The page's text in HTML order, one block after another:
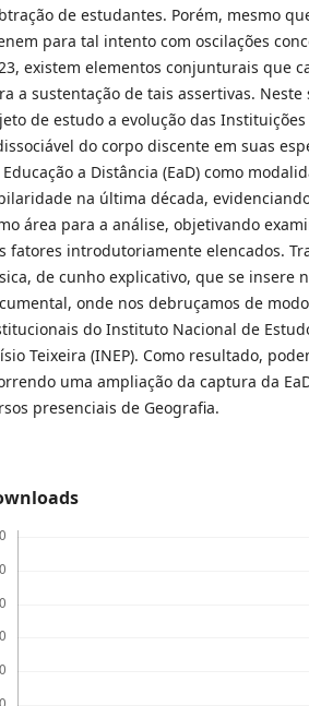
de estudantes. Porém, mesmo
para tal intento com oscilações
existem elementos conjunturais que
a sustentação de tais assertivas.
de estudo a evolução das Instituições
do corpo discente em suas
a Distância (EaD) como
na última década,
área para a análise, objetivando
fatores introdutoriamente elencados.
de cunho explicativo, que se insere
onde nos debruçamos de
do Instituto Nacional de
Teixeira (INEP). Como resultado,
uma ampliação da captura da
presenciais de Geografia.